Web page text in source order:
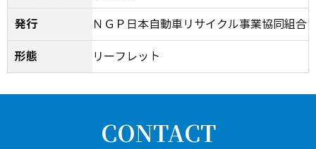
発行 ＮＧＰ日本自動車リサイクル事業協同組合
形態 リーフレット
CONTACT